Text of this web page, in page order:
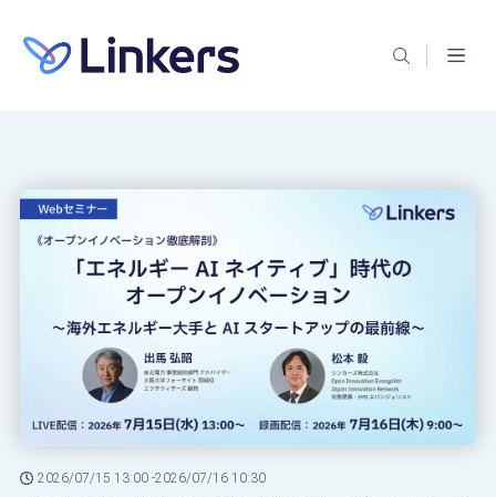
2026/07/15 13:00 -2026/07/16 10:30